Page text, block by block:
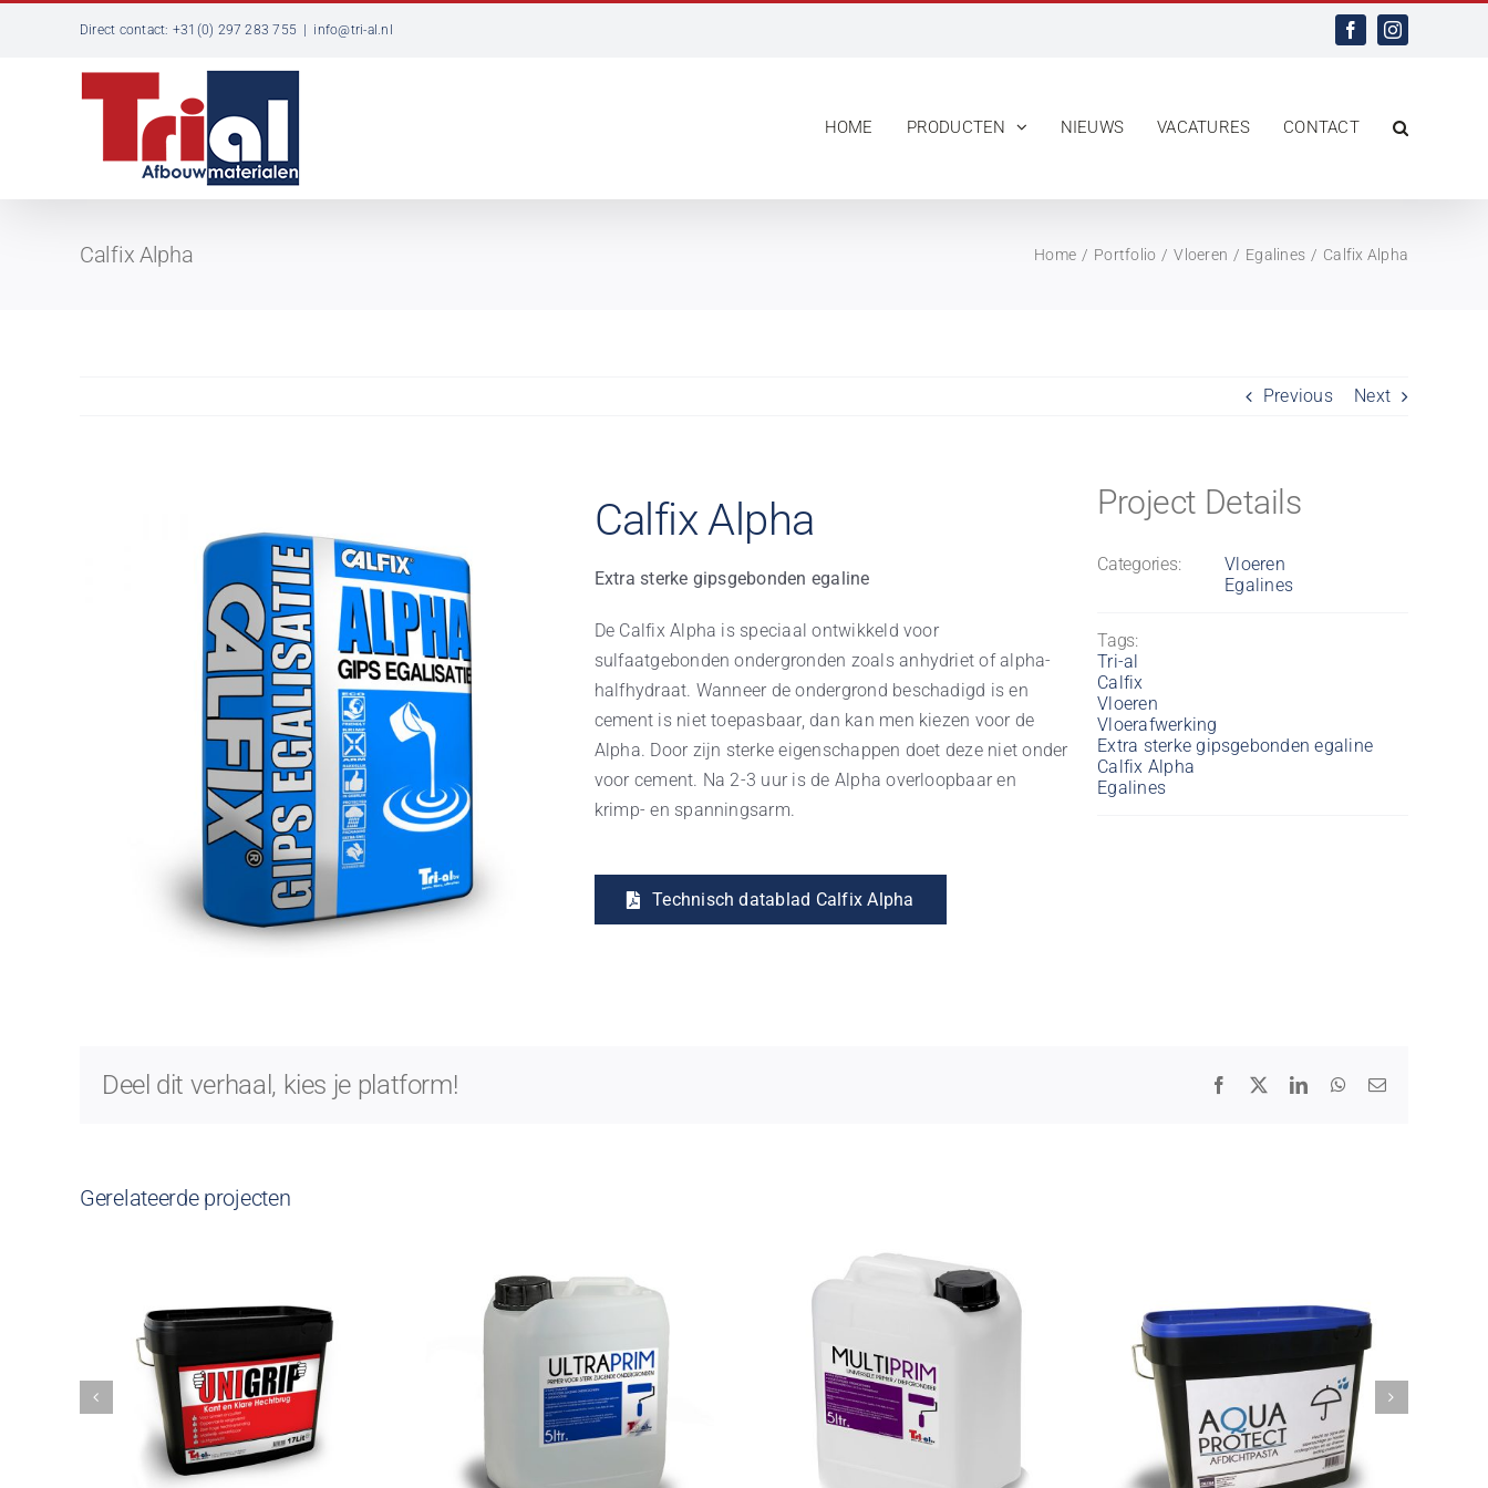
Direct contact: +31(0) 297 283 755 info@tri-al.nl FacebookInstagram
HOME PRODUCTEN NIEUWS VACATURES CONTACT
Calfix Alpha Home Portfolio Vloeren Egalines Calfix Alpha
Previous Next
Calfix Alpha
Extra sterke gipsgebonden egaline
De Calfix Alpha is speciaal ontwikkeld voor
sulfaatgebonden ondergronden zoals anhydriet of alpha-
halfhydraat. Wanneer de ondergrond beschadigd is en
cement is niet toepasbaar, dan kan men kiezen voor de
Alpha. Door zijn sterke eigenschappen doet deze niet onder
voor cement. Na 2-3 uur is de Alpha overloopbaar en
krimp- en spanningsarm.
Technisch datablad Calfix Alpha
Project Details
Categories:
Vloeren
Egalines
Tags:
Tri-al
Calfix
Vloeren
Vloerafwerking
Extra sterke gipsgebonden egaline
Calfix Alpha
Egalines
Deel dit verhaal, kies je platform! Facebook LinkedInWhatsApp
E-
Gerelateerde projecten
Calstar UltraPrim Calstar MultiPrim Calstar AquaProtect Calmix DesignStone